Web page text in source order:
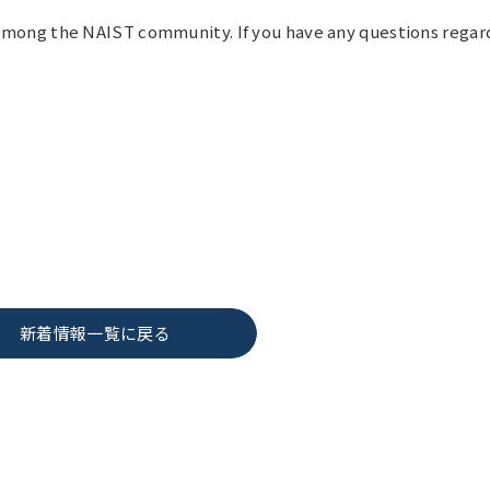
the NAIST community. If you have any questions
新着情報一覧に戻る